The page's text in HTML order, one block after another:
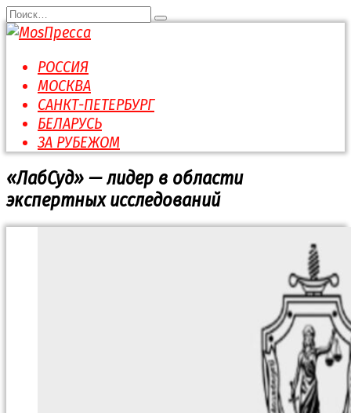
Перейти
к
содержанию
Search
for:
РОССИЯ
МОСКВА
САНКТ-ПЕТЕРБУРГ
БЕЛАРУСЬ
ЗА РУБЕЖОМ
«ЛабСуд» — лидер в области
экспертных исследований